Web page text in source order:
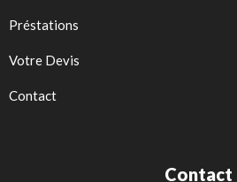
Préstations
Votre Devis
Contact
Contact